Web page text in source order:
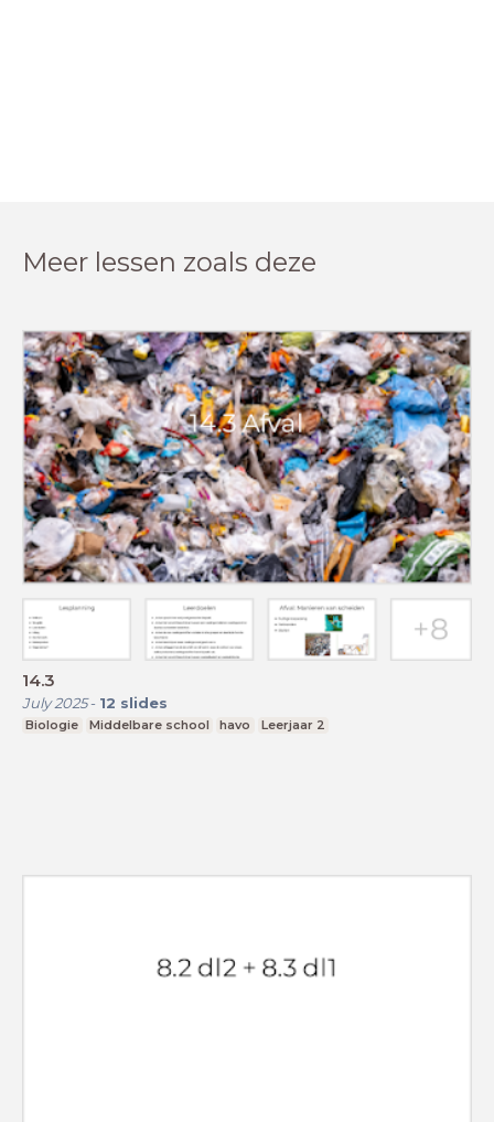
Meer lessen zoals deze
14.3
July 2025- 12 slides
Biologie Middelbare school havo Leerjaar 2